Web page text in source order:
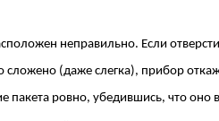
неправильно. Если
(даже слегка), прибор
пакета ровно, убедившись, что оно